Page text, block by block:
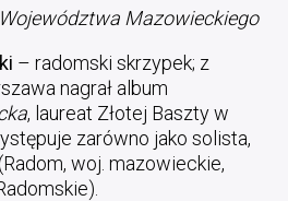
Mazowieckiego
– radomski skrzypek; z
nagrał album
, laureat Złotej Baszty w
zarówno jako solista,
woj. mazowieckie,